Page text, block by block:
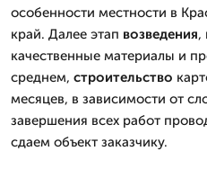
особенности местности в
край. Далее этап возведения,
качественные материалы и
среднем, строительство
месяцев, в зависимости от
завершения всех работ
сдаем объект заказчику.